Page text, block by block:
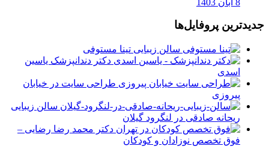
جدیدترین پروفایل‌ها
سالن زیبایی تینا مستوفی
دکتر دندانپزشک یاسین
اسدی
طراحی سایت در خیابان
پیروزی
سالن زیبایی
ریحانه صادقی در لنگرود گیلان
دکتر محمد رضا رضایی –
فوق تخصص نوزادان و کودکان